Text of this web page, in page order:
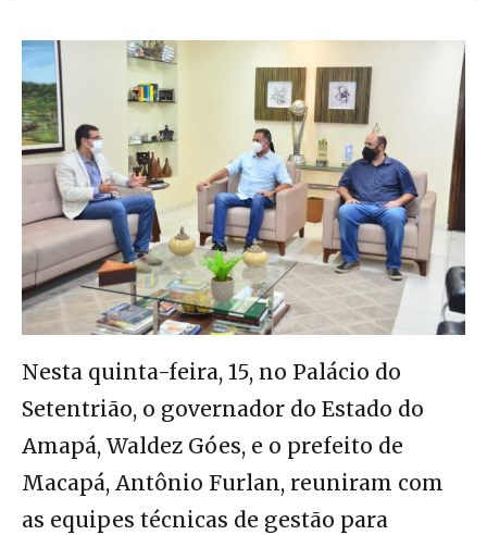
Nesta quinta-feira, 15, no Palácio do
Setentrião, o governador do Estado do
Amapá, Waldez Góes, e o prefeito de
Macapá, Antônio Furlan, reuniram com
as equipes técnicas de gestão para